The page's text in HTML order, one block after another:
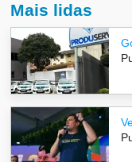
Mais lidas